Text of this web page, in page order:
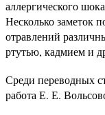
аллергического
Несколько заметок
отравлений
ртутью, кадмием и
Среди переводных
работа Е. Е.